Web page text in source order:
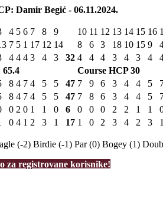
Damir Begić - 06.11.2024.
4 5 6 7 8 9 10 11 12 13 14 15 16
7 5 1 17 12 14 8 6 3 18 10 15 9
4 4 4 3 4 3 32 4 4 4 3 4 3 4
65.4 Course HCP30
8 4 7 4 5 5 47 7 9 6 3 4 4 5
8 4 7 4 5 5 47 7 8 6 3 4 4 5
0 2 0 1 1 0 6 0 0 0 2 2 1 1
0 4 1 2 3 1 17 1 0 2 3 4 2 3
(-2) Birdie (-1) Par (0) Bogey (1)
za registrovane korisnike!